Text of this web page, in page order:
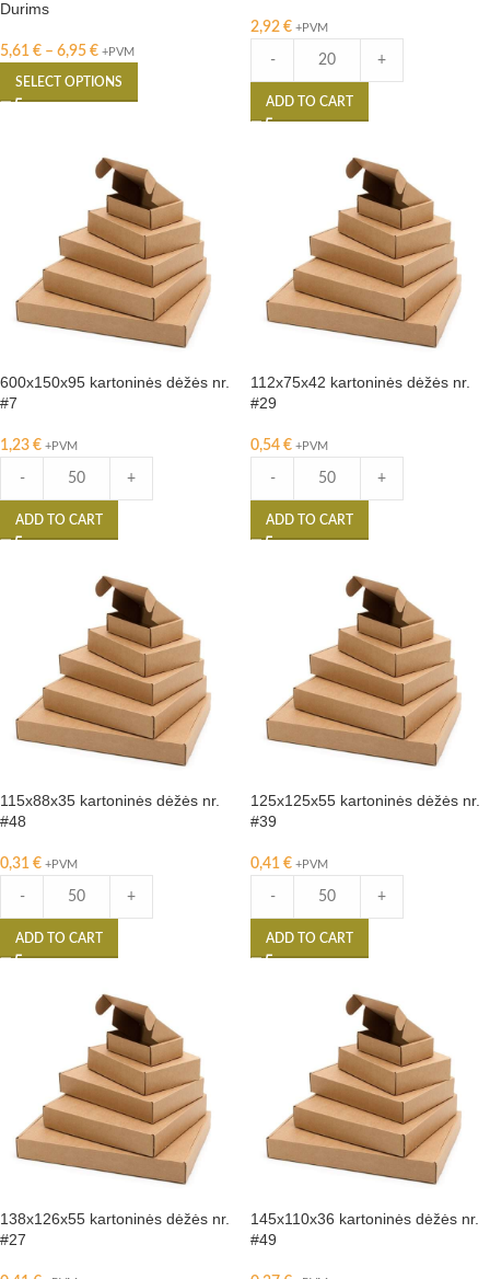
Durims
5,61 € – 6,95 € +PVM
SELECT OPTIONS
2,92 € +PVM
- +
ADD TO CART
600x150x95 kartoninės dėžės nr.
#7
1,23 € +PVM
- +
ADD TO CART
112x75x42 kartoninės dėžės nr.
#29
0,54 € +PVM
- +
ADD TO CART
115x88x35 kartoninės dėžės nr.
#48
0,31 € +PVM
- +
ADD TO CART
125x125x55 kartoninės dėžės nr.
#39
0,41 € +PVM
- +
ADD TO CART
138x126x55 kartoninės dėžės nr.
#27
145x110x36 kartoninės dėžės nr.
#49